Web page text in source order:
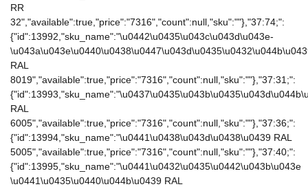
RR
32","available":true,"price":"7316","count":null,"sku":""},"37:74;":
{"id":13992,"sku_name":"\u0442\u0435\u043c\u043d\u043e-
RAL
8019","available":true,"price":"7316","count":null,"sku":""},"37:31;":
RAL
6005","available":true,"price":"7316","count":null,"sku":""},"37:36;":
{"id":13994,"sku_name":"\u0441\u0438\u043d\u0438\u0439 RAL
5005","available":true,"price":"7316","count":null,"sku":""},"37:40;":
{"id":13995,"sku_name":"\u0441\u0432\u0435\u0442\u043b\u043e
\u0441\u0435\u0440\u044b\u0439 RAL